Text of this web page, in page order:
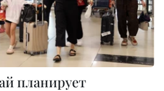
планирует